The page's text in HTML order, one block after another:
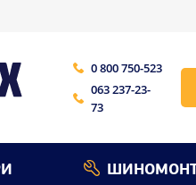
0 800 750-523
063 237-23-
73